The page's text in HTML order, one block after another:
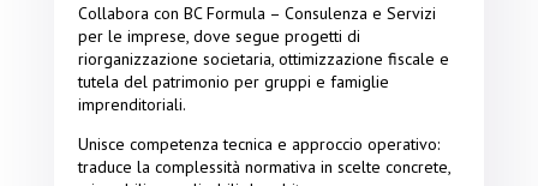
Collabora con BC Formula – Consulenza e Servizi
per le imprese, dove segue progetti di
riorganizzazione societaria, ottimizzazione fiscale e
tutela del patrimonio per gruppi e famiglie
imprenditoriali.
Unisce competenza tecnica e approccio operativo:
traduce la complessità normativa in scelte concrete,